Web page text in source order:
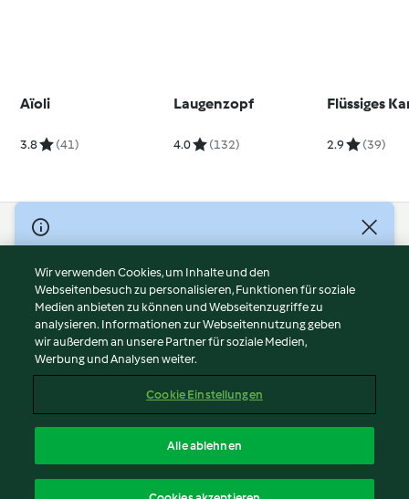
Aïoli
3.8 (41)
Laugenzopf
4.0 (132)
Flüssiges
2.9 (39)
© Copyright 2026
Nutzungsbedingungen
Datenschutzrichtlinien
Disclaimer
Impressum
Cookies
Abo kündigen
Erklärung zur Barrierefreiheit
Wir verwenden Cookies, um Inhalte und den
Webseitenbesuch zu personalisieren, Funktionen für soziale
Medien anbieten zu können und Webseitenzugriffe zu
analysieren. Informationen zur Webseitennutzung geben
wir außerdem an unsere Partner für soziale Medien,
Werbung und Analysen weiter.
Cookie Einstellungen
Alle ablehnen